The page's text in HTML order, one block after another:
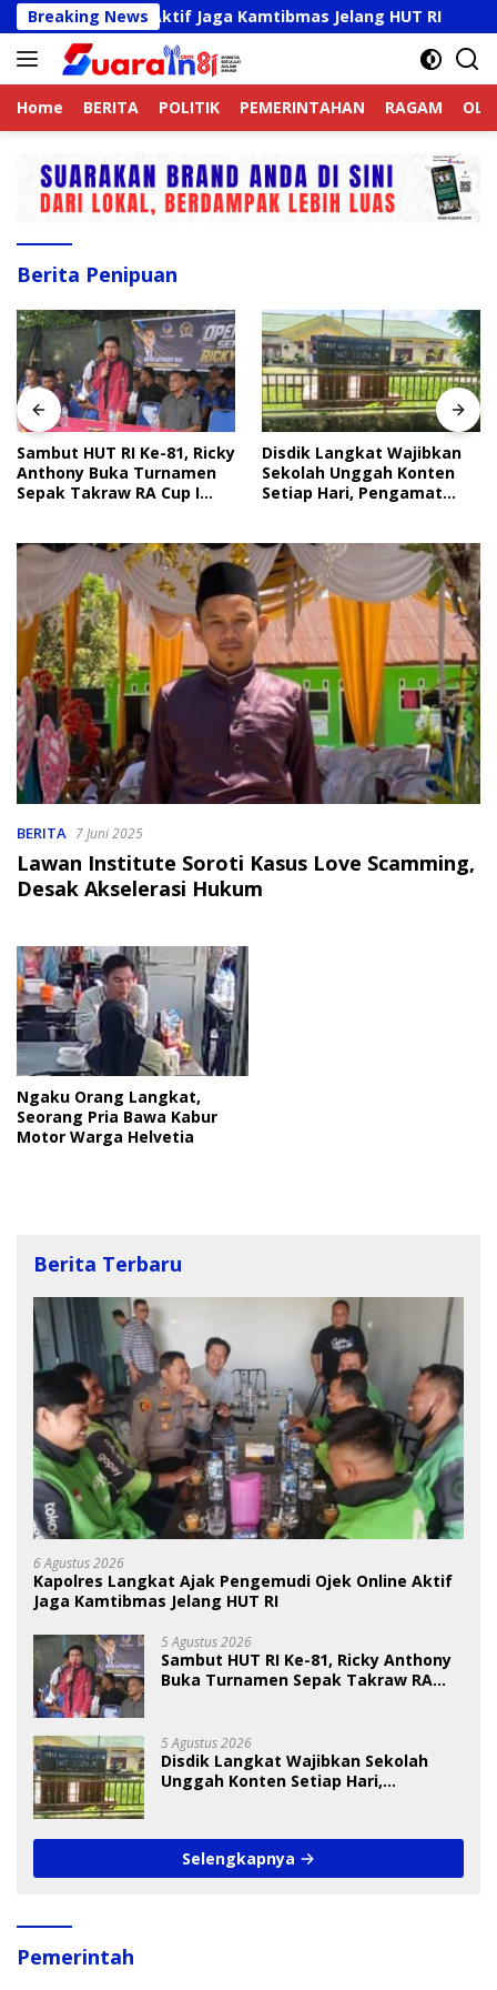
Langsung
ke
konten
Breaking News
Online Aktif Jaga Kamtibmas Jelang HUT RI
Home BERITA POLITIK PEMERINTAHAN RAGAM
Berita Penipuan
Sambut HUT RI Ke-81, Ricky
Anthony Buka Turnamen
Sepak Takraw RA Cup I
Disdik Langkat Wajibkan
Sekolah Unggah Konten
Setiap Hari, Pengamat
BERITA 7 Juni 2025
Lawan Institute Soroti Kasus Love Scamming,
Desak Akselerasi Hukum
Ngaku Orang Langkat,
Seorang Pria Bawa Kabur
Motor Warga Helvetia
Berita Terbaru
6 Agustus 2026
Kapolres Langkat Ajak Pengemudi Ojek Online Aktif
Jaga Kamtibmas Jelang HUT RI
5 Agustus 2026
Sambut HUT RI Ke-81, Ricky Anthony
Buka Turnamen Sepak Takraw RA
5 Agustus 2026
Disdik Langkat Wajibkan Sekolah
Unggah Konten Setiap Hari,
Selengkapnya
Pemerintah